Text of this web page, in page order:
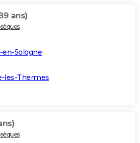
ans)
en-Sologne
les-Thermes